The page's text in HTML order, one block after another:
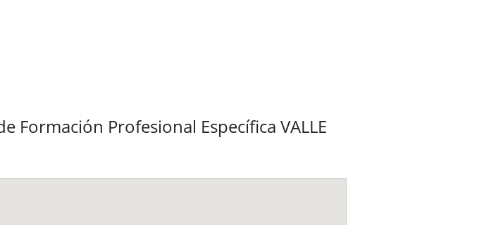
Formación Profesional Específica VALLE